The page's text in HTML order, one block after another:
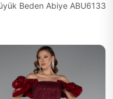
Beden Abiye ABU6133